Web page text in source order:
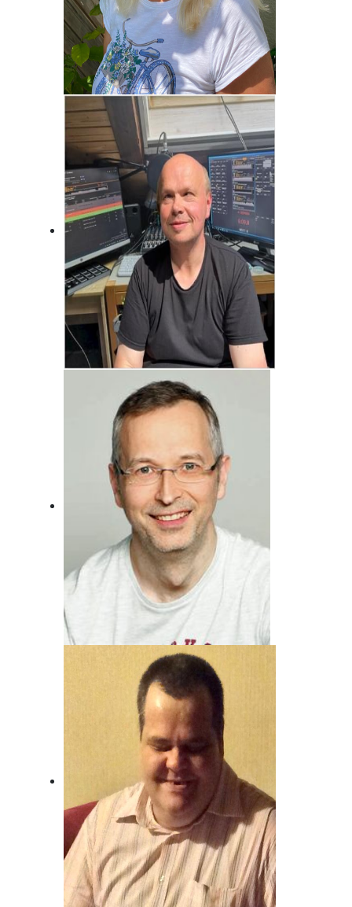
Brigitte Habeck
Immer da, wo was los ist! Fränkisch
frech!
Der wird wohl nie erwachsen ... Will er
auch gar nicht!
Andreas von Juterzenka
Unser Mann für Deutsche Musik und